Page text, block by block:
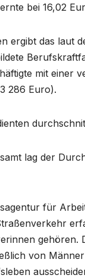
bei 16,02
ergibt das laut
mit einer
286 Euro).
lag der
für
gehören.
von